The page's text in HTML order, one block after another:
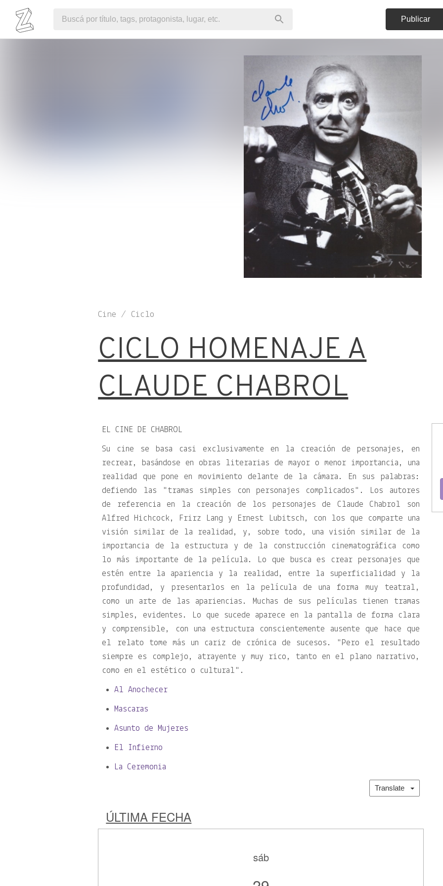
Publicar
Cine / Ciclo
CICLO HOMENAJE A
CLAUDE CHABROL
EL CINE DE CHABROL
Su cine se basa casi exclusivamente en la creación de personajes, en
recrear, basándose en obras literarias de mayor o menor importancia, una
realidad que pone en movimiento delante de la cámara. En sus palabras:
defiendo las
tramas simples con personajes complicados
. Los autores
de referencia en la creación de los personajes de Claude Chabrol son
Alfred Hichcock, Frirz Lang y Ernest Lubitsch, con los que comparte una
visión similar de la realidad, y, sobre todo, una visión similar de la
importancia de la estructura y de la construcción cinematográfica como
lo más importante de la película. Lo que busca es crear personajes que
estén entre la apariencia y la realidad, entre la superficialidad y la
profundidad, y presentarlos en la película de una forma muy teatral,
como un arte de las apariencias. Muchas de sus películas tienen tramas
simples, evidentes. Lo que sucede aparece en la pantalla de forma clara
y comprensible, con una estructura conscientemente ausente que hace que
el relato tome más un cariz de crónica de sucesos.
Pero el resultado
siempre es complejo, atrayente y muy rico, tanto en el plano narrativo,
como en el estético o cultural
.
Al Anochecer
Mascaras
Asunto de Mujeres
El Infierno
La Ceremonia
Translate
ÚLTIMA FECHA
sáb